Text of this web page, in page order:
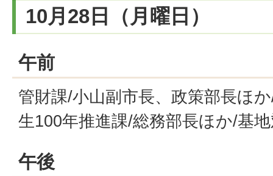
10月28日（月曜日）
午前
管財課/小山副市長、政策部長ほ
生100年推進課/総務部長ほか/基
午後